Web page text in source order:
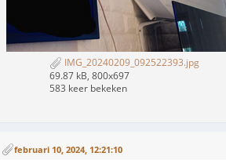
IMG_20240209_092522393.jpg
69.87 kB, 800x697
583 keer bekeken
februari 10, 2024, 12:21:10